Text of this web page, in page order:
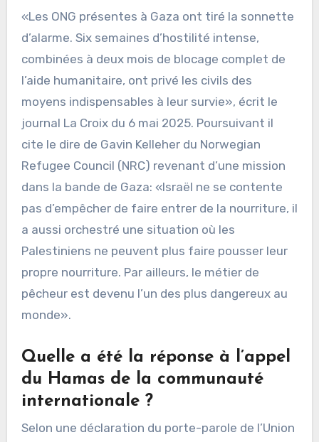
«Les ONG présentes à Gaza ont tiré la sonnette
d’alarme. Six semaines d’hostilité intense,
combinées à deux mois de blocage complet de
l’aide humanitaire, ont privé les civils des
moyens indispensables à leur survie», écrit le
journal La Croix du 6 mai 2025. Poursuivant il
cite le dire de Gavin Kelleher du Norwegian
Refugee Council (NRC) revenant d’une mission
dans la bande de Gaza: «Israël ne se contente
pas d’empêcher de faire entrer de la nourriture, il
a aussi orchestré une situation où les
Palestiniens ne peuvent plus faire pousser leur
propre nourriture. Par ailleurs, le métier de
pêcheur est devenu l’un des plus dangereux au
monde».
Quelle a été la réponse à l’appel
du Hamas de la communauté
internationale ?
Selon une déclaration du porte-parole de l’Union